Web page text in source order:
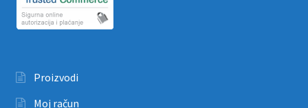
Proizvodi
Moj račun